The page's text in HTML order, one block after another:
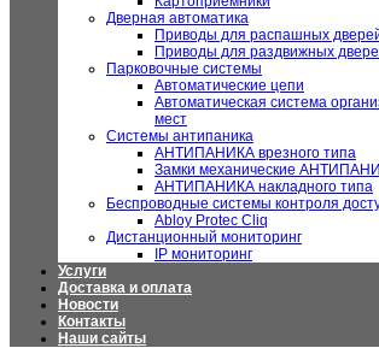
Дверная автоматика
Приводы для распашных
Приводы для раздвижных
Парковочные системы
Автоматические цепи
Автоматическая система
мест
Системы антипаника
АНТИПАНИКА врезного типа
Замки механические
АНТИПАНИКА накладного типа
Беспроводные системы контроля
Abloy Protec Cliq
Дистанционный мониторинг
IP мониторинг
Услуги
Доставка и оплата
Новости
Контакты
Наши сайты